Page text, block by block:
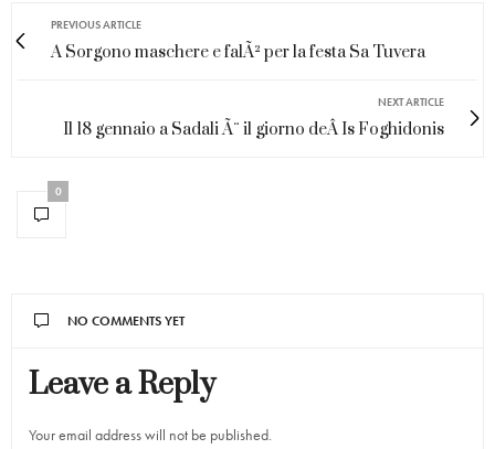
PREVIOUS ARTICLE
A Sorgono maschere e falÃ² per la festa Sa Tuvera
NEXT ARTICLE
Il 18 gennaio a Sadali Ã¨ il giorno deÂ Is Foghidonis
0
NO COMMENTS YET
Leave a Reply
Your email address will not be published.